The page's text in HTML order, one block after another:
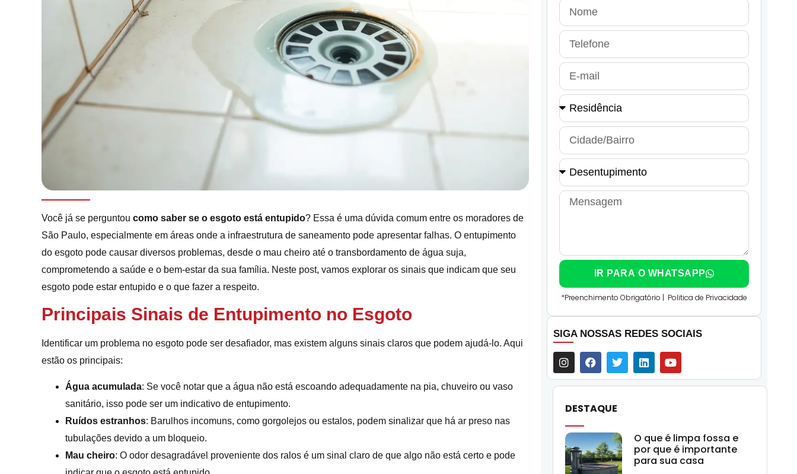
Você já se perguntou como saber se o esgoto está entupido? Essa é uma dúvida comum entre os moradores de
São Paulo, especialmente em áreas onde a infraestrutura de saneamento pode apresentar falhas. O entupimento
do esgoto pode causar diversos problemas, desde o mau cheiro até o transbordamento de água suja,
comprometendo a saúde e o bem-estar da sua família. Neste post, vamos explorar os sinais que indicam que seu
esgoto pode estar entupido e o que fazer a respeito.
Principais Sinais de Entupimento no Esgoto
Identificar um problema no esgoto pode ser desafiador, mas existem alguns sinais claros que podem ajudá-lo. Aqui
estão os principais:
Água acumulada: Se você notar que a água não está escoando adequadamente na pia, chuveiro ou vaso
sanitário, isso pode ser um indicativo de entupimento.
Ruídos estranhos: Barulhos incomuns, como gorgolejos ou estalos, podem sinalizar que há ar preso nas
tubulações devido a um bloqueio.
Mau cheiro: O odor desagradável proveniente dos ralos é um sinal claro de que algo não está certo e pode
IR PARA O WHATSAPP
*Preenchimento Obrigatório | Politica de Privacidade
SIGA NOSSAS REDES SOCIAIS
DESTAQUE
O que é limpa fossa e
por que é importante
para sua casa